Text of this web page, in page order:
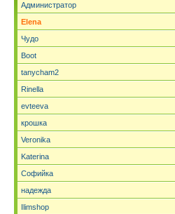
Администратор
Elena
Чудо
Boot
tanycham2
Rinella
evteeva
крошка
Veronika
Katerina
Софийка
надежда
Ilimshop